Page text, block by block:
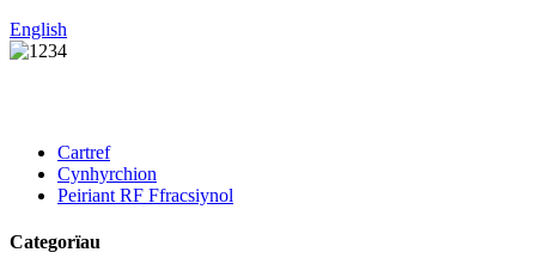
English
Cartref
Cynhyrchion
Peiriant RF Ffracsiynol
Categorïau